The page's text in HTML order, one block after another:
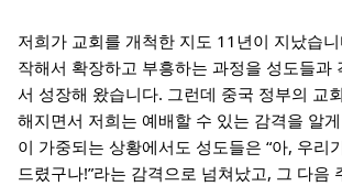
저희가 교회를 개척한 지도 11년이 지났습
작해서 확장하고 부흥하는 과정을 성도들과
서 성장해 왔습니다. 그런데 중국 정부의 교
해지면서 저희는 예배할 수 있는 감격을 알
이 가중되는 상황에서도 성도들은 “아, 우리
드렸구나!”라는 감격으로 넘쳐났고, 그 다음